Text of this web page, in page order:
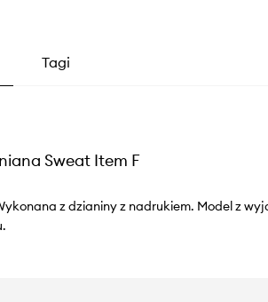
Tagi
Sweat Item F
z dzianiny z nadrukiem. Model z